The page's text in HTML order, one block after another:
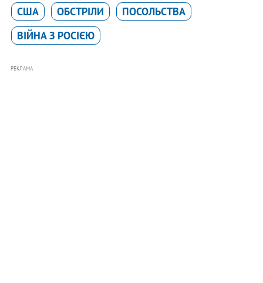
США ОБСТРІЛИ
ПОСОЛЬСТВА
ВІЙНА З РОСІЄЮ
РЕКЛАМА